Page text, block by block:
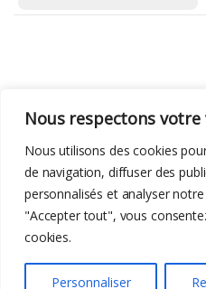
Nous respectons votre
Nous utilisons des cookies
de navigation, diffuser des
personnalisés et analyser
"Accepter tout", vous
cookies.
Personnaliser
Liens utiles